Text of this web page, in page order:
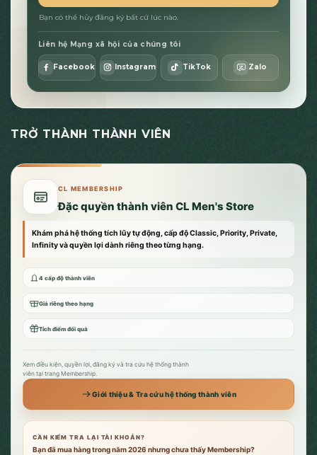
Bạn có thể hủy đăng ký bất cứ lúc nào.
Liên hệ Mạng xã hội của chúng tôi
Facebook Instagram TikTok Zalo
TRỞ THÀNH THÀNH VIÊN
CL MEMBERSHIP
Đặc quyền thành viên CL Men's Store
Khám phá hệ thống tích lũy tự động, cấp độ Classic, Priority, Private,
Infinity và quyền lợi dành riêng theo từng hạng.
4 cấp độ thành viên
Giá riêng theo hạng
Tích điểm đổi quà
Xem điều kiện, quyền lợi, đăng ký và tra cứu hệ thống thành
viên tại trang Membership.
Giới thiệu & Tra cứu hệ thống thành viên
CẦN KIỂM TRA LẠI TÀI KHOẢN?
Bạn đã mua hàng trong năm 2026 nhưng chưa thấy Membership?